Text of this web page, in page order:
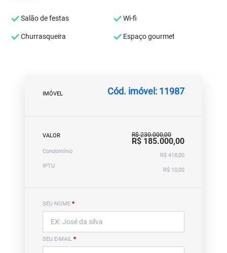
Salão de festas Wi-fi
Churrasqueira Espaço gourmet
IMÓVEL Cód. imóvel: 11987
VALOR R$ 230.000,00
R$ 185.000,00
Condomínio
R$ 418,00
IPTU
R$ 10,00
SEU NOME *
SEU E-MAIL *